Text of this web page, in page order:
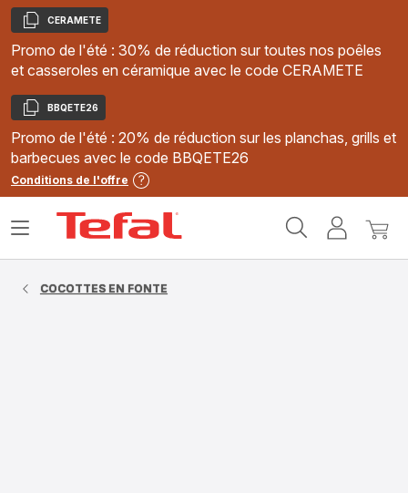
Copier
CERAMETE
Promo de l'été : 30% de réduction sur toutes nos poêles
et casseroles en céramique avec le code CERAMETE
Copier
BBQETE26
Promo de l'été : 20% de réduction sur les planchas, grills et
barbecues avec le code BBQETE26
Conditions de l'offre
MonMon
Ouvrir
COCOTTES EN FONTE